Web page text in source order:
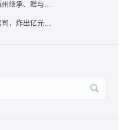
福州律师蔡思斌解答：变天了：福州继承、赠与房产转让要收20%个税？福州国税官方回答来了！
福州律师蔡思斌分享：一场离婚官司，炸出亿元“糊涂账”：本想分割家产，结果“自爆”了家底